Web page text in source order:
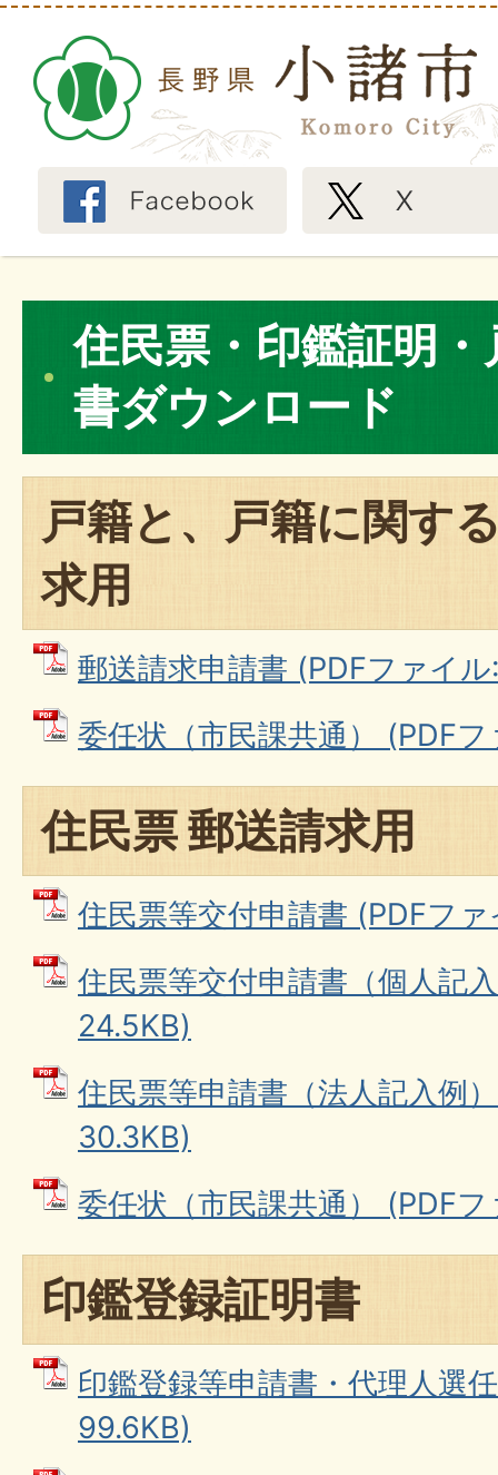
住民票・印鑑証明
書ダウンロード
戸籍と、戸籍に関す
求用
郵送請求申請書 (PDFファイル
委任状（市民課共通） (PDF
住民票 郵送請求用
住民票等交付申請書 (PDFフ
住民票等交付申請書（個人記
24.5KB)
住民票等申請書（法人記入例
30.3KB)
委任状（市民課共通） (PDF
印鑑登録証明書
印鑑登録等申請書・代理人選
99.6KB)